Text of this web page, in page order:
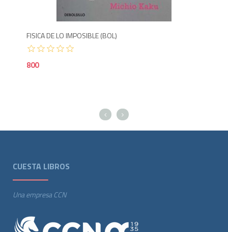
FISICA DE LO IMPOSIBLE (BOL)
800
CUESTA LIBROS
Una empresa CCN